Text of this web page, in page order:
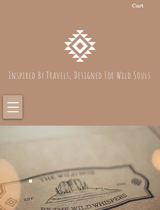
Cart
Inspired By Travels, Designed For Wild Souls
The Wild Box